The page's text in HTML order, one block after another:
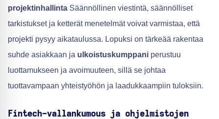
projektinhallinta Säännöllinen viestintä, säännölliset
tarkistukset ja ketterät menetelmät voivat varmistaa, että
projekti pysyy aikataulussa. Lopuksi on tärkeää rakentaa
suhde asiakkaan ja ulkoistuskumppani perustuu
luottamukseen ja avoimuuteen, sillä se johtaa
tuottavampaan yhteistyöhön ja laadukkaampiin tuloksiin.
Fintech-vallankumous ja ohjelmistojen